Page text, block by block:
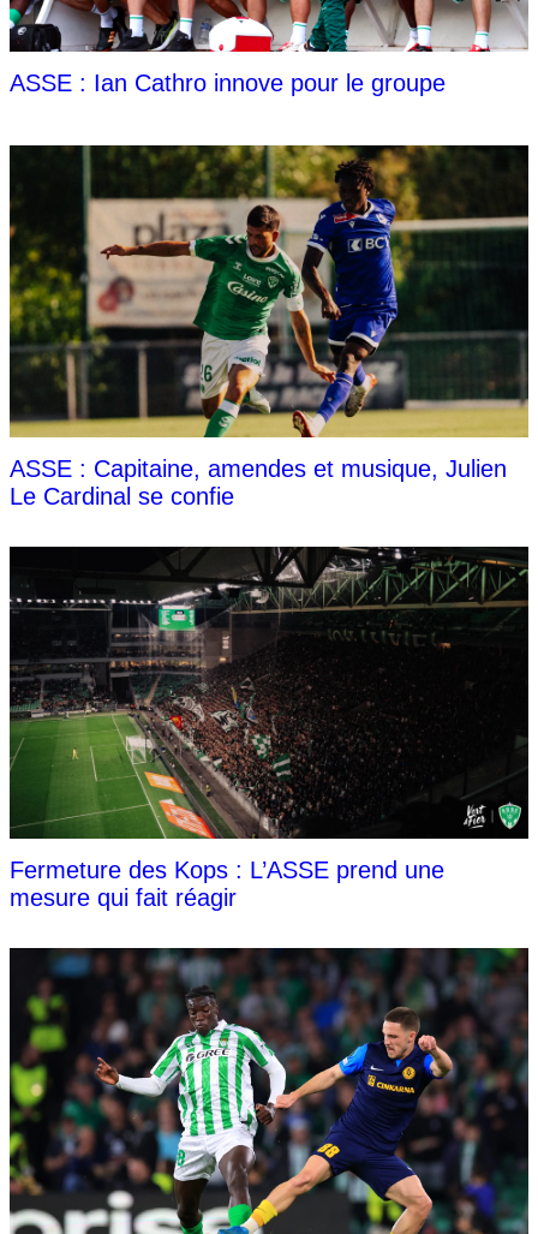
ASSE : Ian Cathro innove pour le groupe
ASSE : Capitaine, amendes et musique, Julien
Le Cardinal se confie
Fermeture des Kops : L’ASSE prend une
mesure qui fait réagir